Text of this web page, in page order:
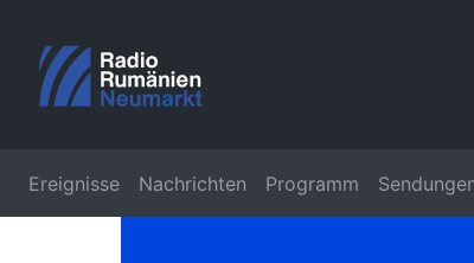
Ereignisse Nachrichten Programm